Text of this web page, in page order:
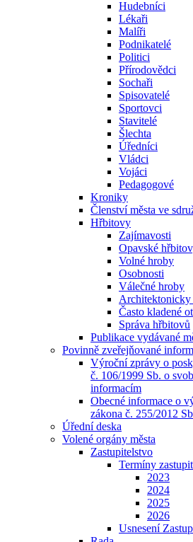
Hudebníci
Lékaři
Malíři
Podnikatelé
Politici
Přírodovědci
Sochaři
Spisovatelé
Sportovci
Stavitelé
Šlechta
Úředníci
Vládci
Vojáci
Pedagogové
Kroniky
Členství města ve
Hřbitovy
Zajímavosti
Opavské
Volné hroby
Osobnosti
Válečné hroby
Architektonicky
Často kladené
Správa hřbitovů
Publikace vydávané
Povinně zveřejňované
Výroční zprávy o
č. 106/1999 Sb. o
informacím
Obecné informace o
zákona č. 255/2012
Úřední deska
Volené orgány města
Zastupitelstvo
Termíny
2023
2024
2025
2026
Usnesení